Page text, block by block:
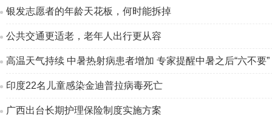
银发志愿者的年龄天花板，何时能拆掉
公共交通更适老，老年人出行更从容
高温天气持续 中暑热射病患者增加 专家提醒中暑之后“六不要”
印度22名儿童感染金迪普拉病毒死亡
广西出台长期护理保险制度实施方案